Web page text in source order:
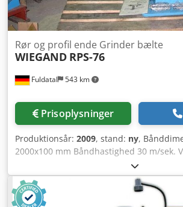
Fuldatal 543 km
Rør og profil ende Grinder bælte
WIEGAND RPS-76
Prisoplysninger
Produktionsår: 2009, stand: ny,
2000x100 mm Båndhastighed 30 m/sek.
indstilles fra 30° til 90° Effekt 3 kW, 400 V
Davei Iokr Vægt 200 kg Ruller til slibning
1" og 1 1/4"